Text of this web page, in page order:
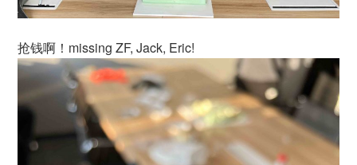
抢钱啊！missing ZF, Jack, Eric!